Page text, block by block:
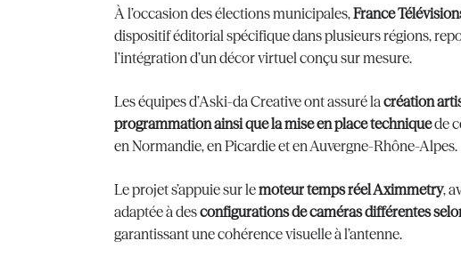
À l’occasion des élections municipales,France
dispositif éditorial spécifique dans plusieurs régions,
l’intégration d’un décor virtuel conçu sur mesure.
Les équipes d’Aski-da Creative ont assuré la création
programmation ainsi que la mise en place techniquede
en Normandie, en Picardie et en Auvergne-Rhône-Alpes.
Le projet s’appuie sur lemoteur temps réel Aximmetry,
adaptée à desconfigurations de caméras différentes
garantissant une cohérence visuelle à l’antenne.